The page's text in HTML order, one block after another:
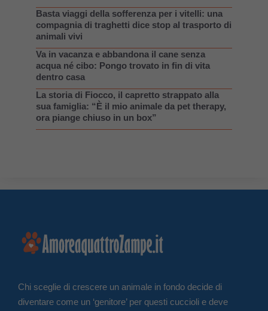
Basta viaggi della sofferenza per i vitelli: una
compagnia di traghetti dice stop al trasporto di
animali vivi
Va in vacanza e abbandona il cane senza
acqua né cibo: Pongo trovato in fin di vita
dentro casa
La storia di Fiocco, il capretto strappato alla
sua famiglia: “È il mio animale da pet therapy,
ora piange chiuso in un box”
Chi sceglie di crescere un animale in fondo decide di
diventare come un ‘genitore’ per questi cuccioli e deve